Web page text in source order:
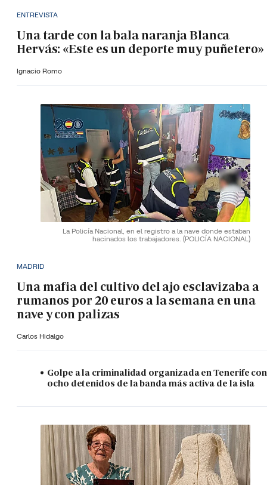
ENTREVISTA
Una tarde con la bala naranja Blanca
Hervás: «Este es un deporte muy puñetero»
Ignacio Romo
La Policía Nacional, en el registro a la nave donde estaban
hacinados los trabajadores. (POLICÍA NACIONAL)
MADRID
Una mafia del cultivo del ajo esclavizaba a
rumanos por 20 euros a la semana en una
nave y con palizas
Carlos Hidalgo
Golpe a la criminalidad organizada en Tenerife con
ocho detenidos de la banda más activa de la isla